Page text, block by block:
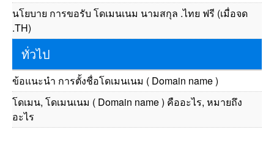
นโยบาย การขอรับ โดเมนเนม นามสกุล .ไทย ฟรี (เมื่อจด
.TH)
ทั่วไป
ข้อแนะนำ การตั้งชื่อโดเมนเนม ( Domain name )
โดเมน, โดเมนเนม ( Domain name ) คืออะไร, หมายถึง
อะไร